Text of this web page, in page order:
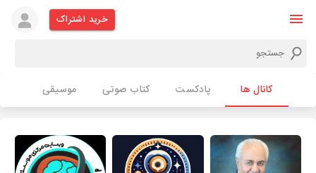
خرید اشتراک
کانال ها پادکست کتاب صوتی موسیقی